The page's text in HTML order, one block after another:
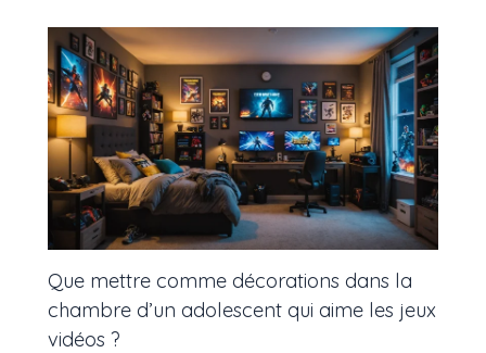
Que mettre comme décorations dans la
chambre d’un adolescent qui aime les jeux
vidéos ?